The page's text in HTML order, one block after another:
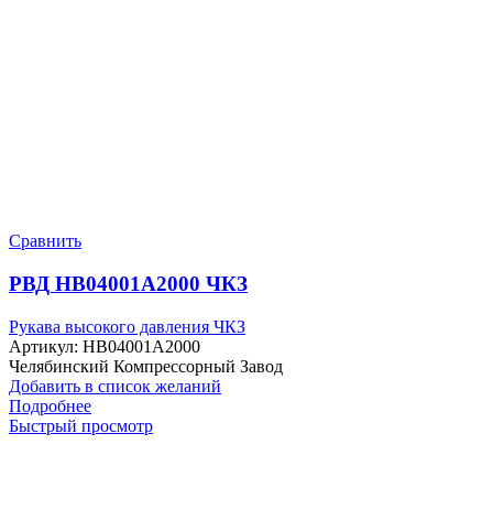
Сравнить
РВД HB04001A2000 ЧКЗ
Рукава высокого давления ЧКЗ
Артикул: HB04001A2000
Челябинский Компрессорный Завод
Добавить в список желаний
Подробнее
Быстрый просмотр